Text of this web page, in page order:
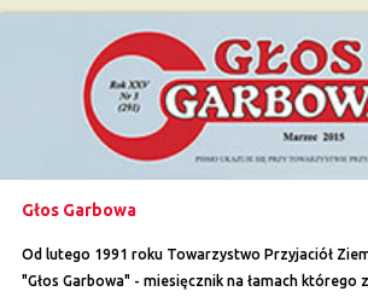
Głos Garbowa
Od lutego 1991 roku Towarzystwo Przyjaciół
"Głos Garbowa" - miesięcznik na łamach którego